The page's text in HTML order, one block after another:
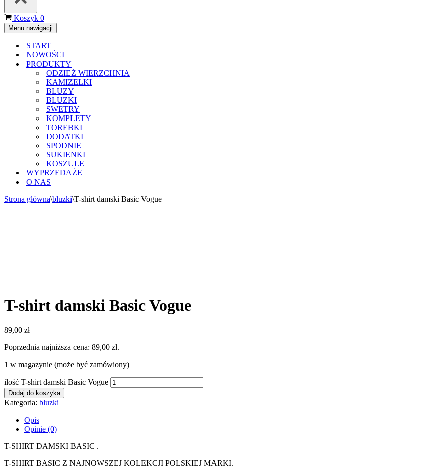
Koszyk 0
Menu nawigacji
START
NOWOŚCI
PRODUKTY
ODZIEŻ WIERZCHNIA
KAMIZELKI
BLUZY
BLUZKI
SWETRY
KOMPLETY
TOREBKI
DODATKI
SPODNIE
SUKIENKI
KOSZULE
WYPRZEDAŻE
O NAS
Strona główna\bluzki\T-shirt damski Basic Vogue
T-shirt damski Basic Vogue
89,00 zł
Poprzednia najniższa cena: 89,00 zł.
1 w magazynie (może być zamówiony)
ilość T-shirt damski Basic Vogue
Dodaj do koszyka
Kategoria: bluzki
Opis
Opinie (0)
T-SHIRT DAMSKI BASIC .
T-SHIRT BASIC Z NAJNOWSZEJ KOLEKCJI POLSKIEJ MARKI.